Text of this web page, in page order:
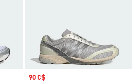
Prix soldé
90 C$